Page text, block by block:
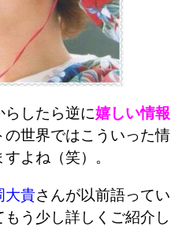
らしたら逆に嬉しい情報
世界ではこういった情
よね（笑）。
大貴さんが以前語ってい
もう少し詳しくご紹介し